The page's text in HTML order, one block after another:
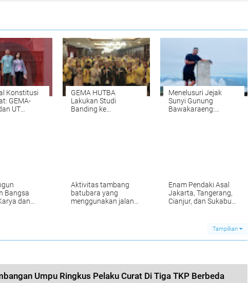
Konstitusi
GEMA-
UT
GEMA HUTBA
Lakukan Studi
Banding ke
‎Menelusuri Jejak
Sunyi Gunung
Bawakaraeng:
Bangsa
dan
Aktivitas tambang
batubara yang
menggunakan jalan
‎Enam Pendaki Asal
Jakarta, Tangerang,
Cianjur, dan Sukabumi
Tampilkan
Umpu Ringkus Pelaku Curat Di Tiga TKP Berbeda